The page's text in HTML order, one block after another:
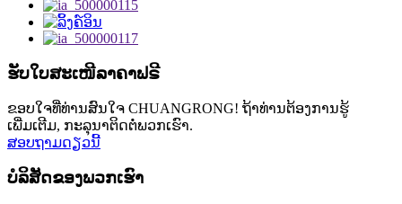
ຮັບໃບສະເໜີລາຄາຟຣີ
ຂອບໃຈທີ່ທ່ານສົນໃຈ CHUANGRONG! ຖ້າທ່ານຕ້ອງການຮູ້
ເພີ່ມເຕີມ, ກະລຸນາຕິດຕໍ່ພວກເຮົາ.
ສອບຖາມດຽວນີ້
ບໍລິສັດຂອງພວກເຮົາ